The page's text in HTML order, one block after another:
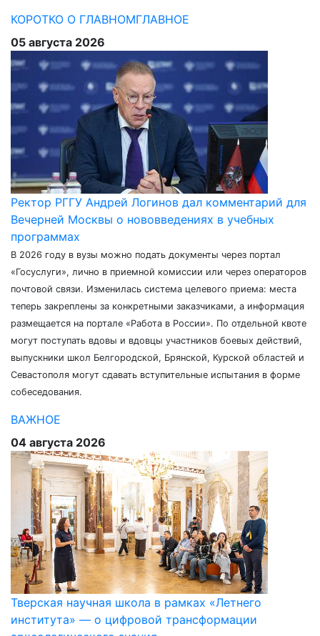
КОРОТКО О ГЛАВНОМГЛАВНОЕ
05 августа 2026
Ректор РГГУ Андрей Логинов дал комментарий для
Вечерней Москвы о нововведениях в учебных
программах
В 2026 году в вузы можно подать документы через портал
«Госуслуги», лично в приемной комиссии или через операторов
почтовой связи. Изменилась система целевого приема: места
теперь закреплены за конкретными заказчиками, а информация
размещается на портале «Работа в России». По отдельной квоте
могут поступать вдовы и вдовцы участников боевых действий,
выпускники школ Белгородской, Брянской, Курской областей и
Севастополя могут сдавать вступительные испытания в форме
собеседования.
ВАЖНОЕ
04 августа 2026
Тверская научная школа в рамках «Летнего
института» — о цифровой трансформации